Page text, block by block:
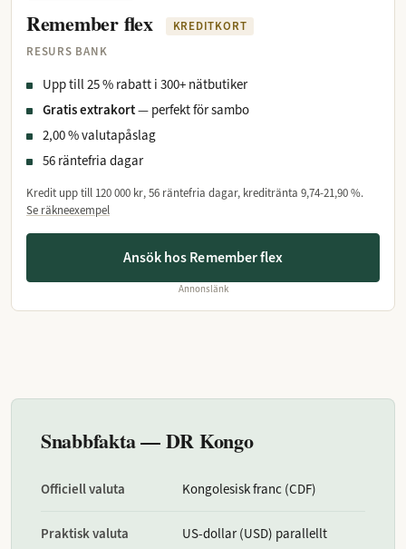
Remember flex
KREDITKORT
RESURS BANK
Upp till 25 % rabatt i 300+ nätbutiker
Gratis extrakort— perfekt för sambo
2,00 % valutapåslag
56 räntefria dagar
Kredit upp till 120 000 kr, 56 räntefria dagar, kreditränta 9,74-21,90 %.
Se räkneexempel
Ansök hos Remember flex
Annonslänk
Snabbfakta — DR Kongo
Officiell valuta Kongolesisk franc (CDF)
Praktisk valuta US-dollar (USD) parallellt